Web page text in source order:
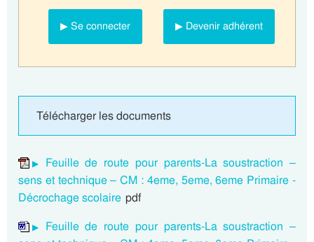
▶ Se connecter ▶ Devenir adhérent
Télécharger les documents
Feuille de route pour parents-La soustraction –
sens et technique – CM : 4eme, 5eme, 6eme Primaire -
Décrochage scolaire pdf
Feuille de route pour parents-La soustraction –